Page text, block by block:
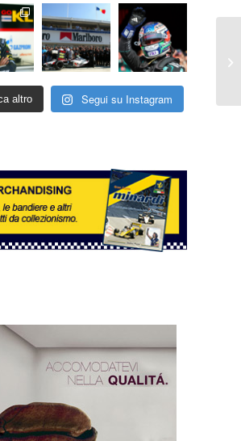
altro Segui su Instagram